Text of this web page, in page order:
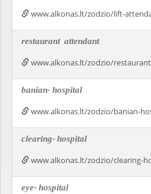
www.alkonas.lt/zodzio/lift-
restaurant attendant
www.alkonas.lt/zodzio/
banian-hospital
www.alkonas.lt/zodzio/banian-
clearing-hospital
www.alkonas.lt/zodzio/clearing-
eye-hospital